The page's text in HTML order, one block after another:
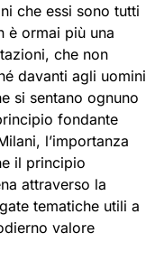
che essi sono tutti
è ormai più una
che non
davanti agli uomini
si sentano ognuno
fondante
l’importanza
il principio
attraverso la
tematiche utili a
valore